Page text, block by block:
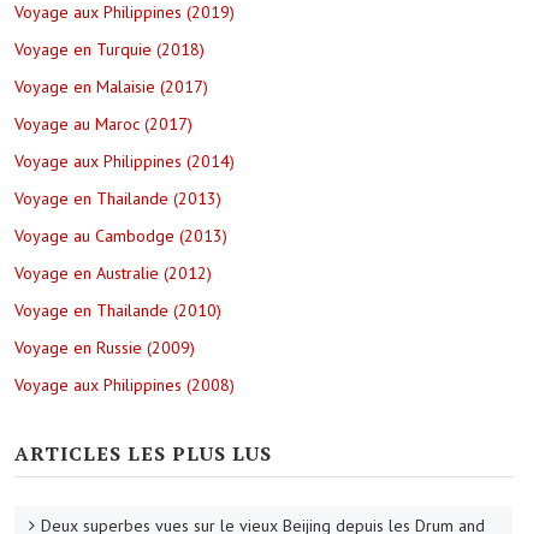
Voyage aux Philippines (2019)
Voyage en Turquie (2018)
Voyage en Malaisie (2017)
Voyage au Maroc (2017)
Voyage aux Philippines (2014)
Voyage en Thailande (2013)
Voyage au Cambodge (2013)
Voyage en Australie (2012)
Voyage en Thailande (2010)
Voyage en Russie (2009)
Voyage aux Philippines (2008)
ARTICLES LES PLUS LUS
Deux superbes vues sur le vieux Beijing depuis les Drum and